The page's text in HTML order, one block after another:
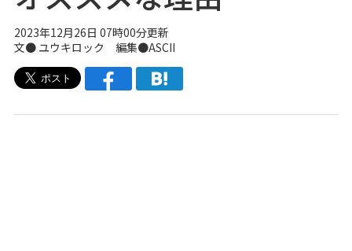
2023年12月26日 07時00分更新
文● ユウキロック 編集●ASCII